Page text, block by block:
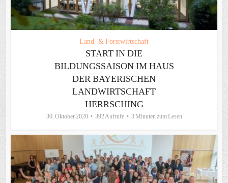
Land- & Forstwirtschaft
START IN DIE
BILDUNGSSAISON IM HAUS
DER BAYERISCHEN
LANDWIRTSCHAFT
HERRSCHING
30. Oktober 2020 392 Aufrufe 3 Minuten zum Lesen